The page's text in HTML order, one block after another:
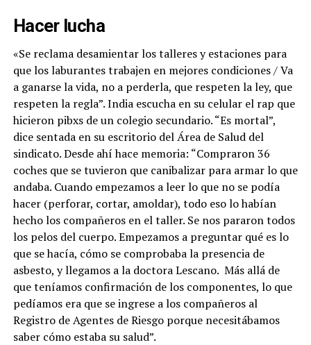
Hacer lucha
«Se reclama desamientar los talleres y estaciones para
que los laburantes trabajen en mejores condiciones / Va
a ganarse la vida, no a perderla, que respeten la ley, que
respeten la regla”. India escucha en su celular el rap que
hicieron pibxs de un colegio secundario. “Es mortal”,
dice sentada en su escritorio del Área de Salud del
sindicato. Desde ahí hace memoria: “Compraron 36
coches que se tuvieron que canibalizar para armar lo que
andaba. Cuando empezamos a leer lo que no se podía
hacer (perforar, cortar, amoldar), todo eso lo habían
hecho los compañeros en el taller. Se nos pararon todos
los pelos del cuerpo. Empezamos a preguntar qué es lo
que se hacía, cómo se comprobaba la presencia de
asbesto, y llegamos a la doctora Lescano. Más allá de
que teníamos confirmación de los componentes, lo que
pedíamos era que se ingrese a los compañeros al
Registro de Agentes de Riesgo porque necesitábamos
saber cómo estaba su salud”.